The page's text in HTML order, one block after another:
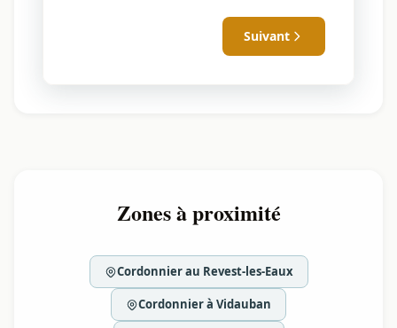
Suivant
Zones à proximité
Cordonnier au Revest-les-Eaux
Cordonnier à Vidauban